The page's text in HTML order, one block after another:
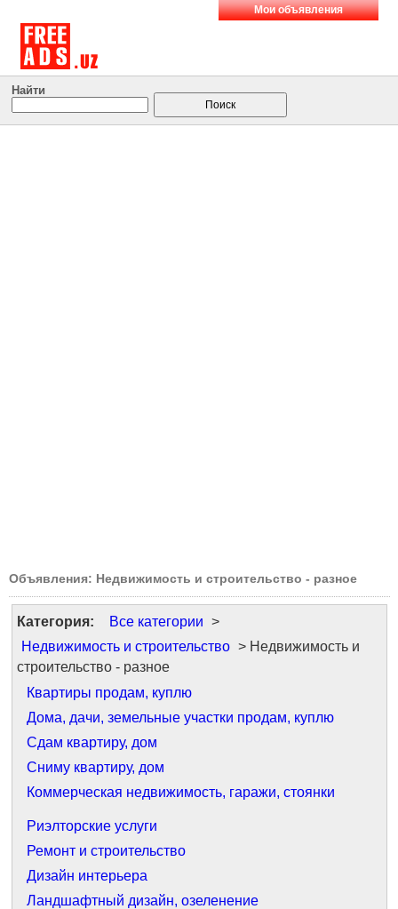
Мои объявления
Найти
Объявления: Недвижимость и строительство - разное
Категория: Все категории >
Недвижимость и строительство > Недвижимость и
строительство - разное
Квартиры продам, куплю
Дома, дачи, земельные участки продам, куплю
Сдам квартиру, дом
Сниму квартиру, дом
Коммерческая недвижимость, гаражи, стоянки
Риэлторские услуги
Ремонт и строительство
Дизайн интерьера
Ландшафтный дизайн, озеленение